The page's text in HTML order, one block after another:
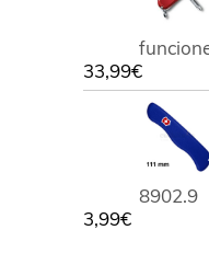
33,99€
8902.9
3,99€